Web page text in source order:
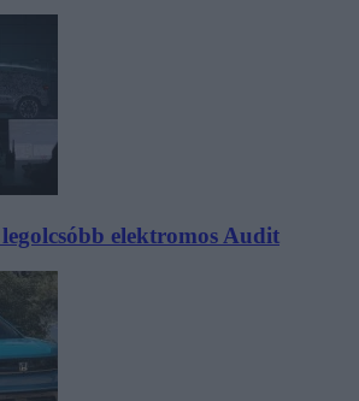
elektromos Audit